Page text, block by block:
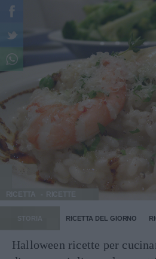
RICETTA
STORIA RICETTA DEL GIORNO
Halloween ricette per